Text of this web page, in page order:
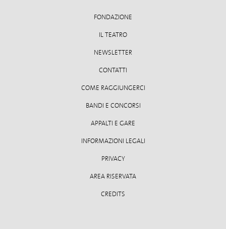
FONDAZIONE
IL TEATRO
NEWSLETTER
CONTATTI
COME RAGGIUNGERCI
BANDI E CONCORSI
APPALTI E GARE
INFORMAZIONI LEGALI
PRIVACY
AREA RISERVATA
CREDITS